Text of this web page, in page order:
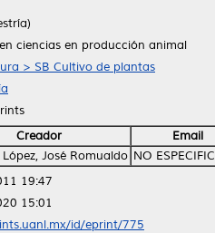
ciencias en producción animal
> SB Cultivo de plantas
Creador
Email
José Romualdo NO
19:47
15:01
id/eprint/775